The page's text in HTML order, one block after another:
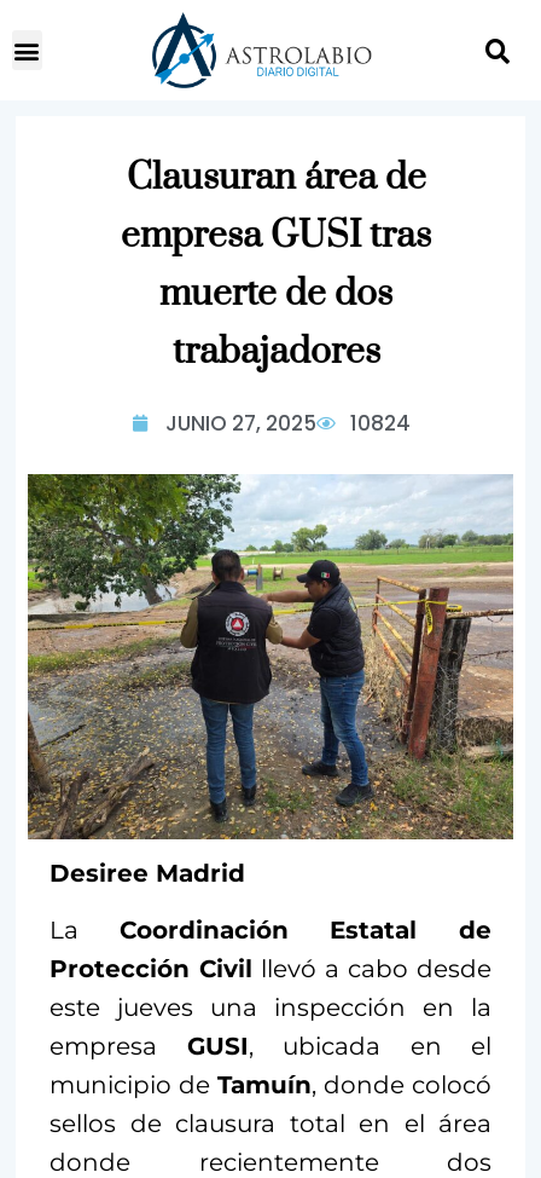
Clausuran área de
empresa GUSI tras
muerte de dos
trabajadores
JUNIO 27, 2025 10824
Desiree Madrid
La Coordinación Estatal de
Protección Civil llevó a cabo desde
este jueves una inspección en la
empresa GUSI, ubicada en el
municipio de Tamuín, donde colocó
sellos de clausura total en el área
donde recientemente dos